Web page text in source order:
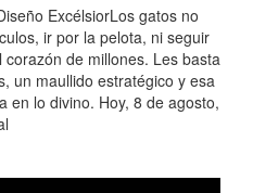
ExcélsiorLos gatos no
ir por la pelota, ni seguir
de millones. Les basta
un maullido estratégico y esa
en lo divino. Hoy, 8 de agosto,